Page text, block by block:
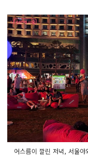
어스름이 깔린 저녁, 서울